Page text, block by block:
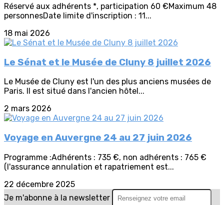
Réservé aux adhérents *, participation 60 €Maximum 48
personnesDate limite d'inscription : 11...
18 mai 2026
Le Sénat et le Musée de Cluny 8 juillet 2026
Le Musée de Cluny est l'un des plus anciens musées de
Paris. Il est situé dans l'ancien hôtel...
2 mars 2026
Voyage en Auvergne 24 au 27 juin 2026
Programme :Adhérents : 735 €, non adhérents : 765 €
(l'assurance annulation et rapatriement est...
22 décembre 2025
Je m'abonne à la newsletter